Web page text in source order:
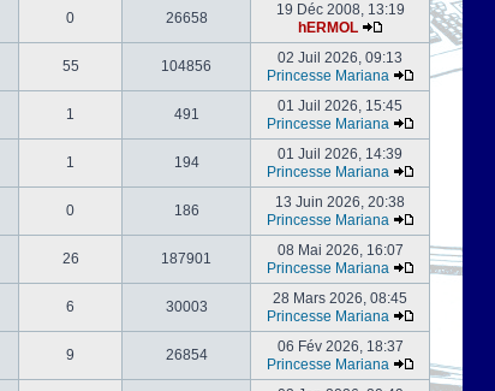
0 26658
19 Déc 2008, 13:19
hERMOL
55 104856
02 Juil 2026, 09:13
Princesse Mariana
1 491
01 Juil 2026, 15:45
Princesse Mariana
1 194
01 Juil 2026, 14:39
Princesse Mariana
0 186
13 Juin 2026, 20:38
Princesse Mariana
26 187901
08 Mai 2026, 16:07
Princesse Mariana
6 30003
28 Mars 2026, 08:45
Princesse Mariana
9 26854
06 Fév 2026, 18:37
Princesse Mariana